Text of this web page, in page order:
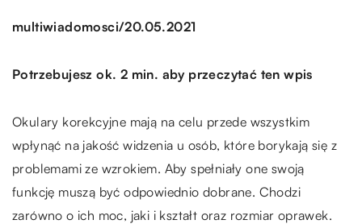
multiwiadomosci/20.05.2021
Potrzebujesz ok. 2 min. aby przeczytać ten wpis
Okulary korekcyjne mają na celu przede wszystkim
wpłynąć na jakość widzenia u osób, które borykają się z
problemami ze wzrokiem. Aby spełniały one swoją
funkcję muszą być odpowiednio dobrane. Chodzi
zarówno o ich moc, jaki i kształt oraz rozmiar oprawek.